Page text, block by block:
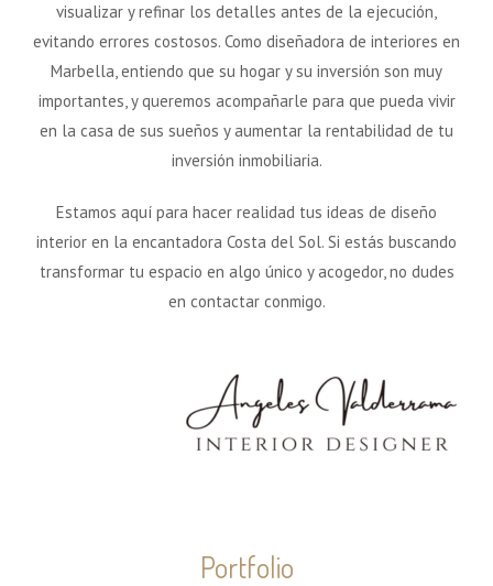
visualizar y refinar los detalles antes de la ejecución,
evitando errores costosos. Como diseñadora de interiores en
Marbella, entiendo que su hogar y su inversión son muy
importantes, y queremos acompañarle para que pueda vivir
en la casa de sus sueños y aumentar la rentabilidad de tu
inversión inmobiliaria.
Estamos aquí para hacer realidad tus ideas de diseño
interior en la encantadora Costa del Sol. Si estás buscando
transformar tu espacio en algo único y acogedor, no dudes
en contactar conmigo.
Portfolio